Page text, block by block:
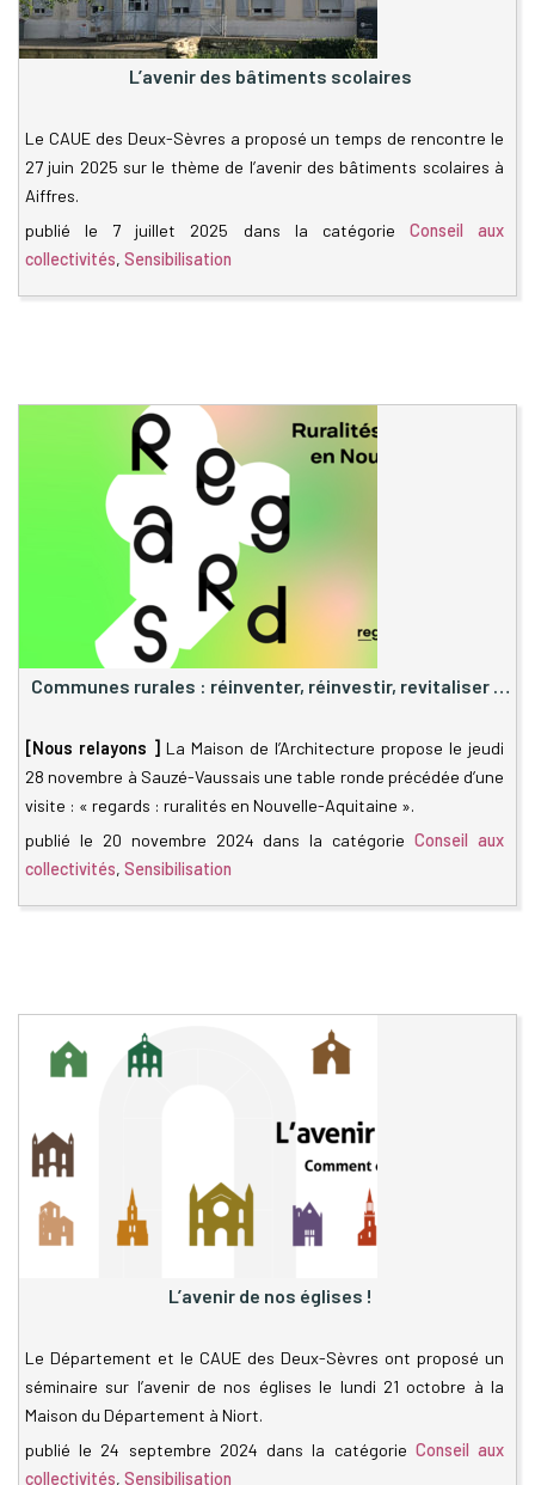
L’avenir des bâtiments scolaires
Le CAUE des Deux-Sèvres a proposé un temps de rencontre le
27 juin 2025 sur le thème de l’avenir des bâtiments scolaires à
Aiffres.
publié le 7 juillet 2025 dans la catégorie Conseil aux
collectivités, Sensibilisation
Communes rurales : réinventer, réinvestir, revitaliser …
[Nous relayons ] La Maison de l’Architecture propose le jeudi
28 novembre à Sauzé-Vaussais une table ronde précédée d’une
visite : « regards : ruralités en Nouvelle-Aquitaine ».
publié le 20 novembre 2024 dans la catégorieConseil aux
collectivités, Sensibilisation
L’avenir de nos églises !
Le Département et le CAUE des Deux-Sèvres ont proposé un
séminaire sur l’avenir de nos églises le lundi 21 octobre à la
Maison du Département à Niort.
publié le 24 septembre 2024 dans la catégorie Conseil aux
collectivités, Sensibilisation